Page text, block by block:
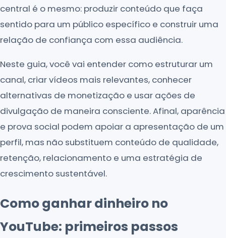
central é o mesmo: produzir conteúdo que faça
sentido para um público específico e construir uma
relação de confiança com essa audiência.
Neste guia, você vai entender como estruturar um
canal, criar vídeos mais relevantes, conhecer
alternativas de monetização e usar ações de
divulgação de maneira consciente. Afinal, aparência
e prova social podem apoiar a apresentação de um
perfil, mas não substituem conteúdo de qualidade,
retenção, relacionamento e uma estratégia de
crescimento sustentável.
Como ganhar dinheiro no
YouTube: primeiros passos